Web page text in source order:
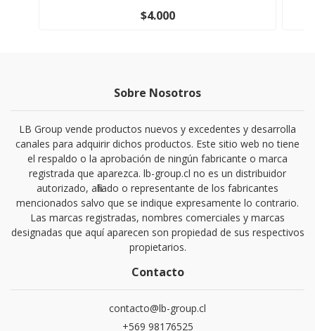
$4.000
Sobre Nosotros
LB Group vende productos nuevos y excedentes y desarrolla
canales para adquirir dichos productos. Este sitio web no tiene
el respaldo o la aprobación de ningún fabricante o marca
registrada que aparezca. lb-group.cl no es un distribuidor
autorizado, afiliado o representante de los fabricantes
mencionados salvo que se indique expresamente lo contrario.
Las marcas registradas, nombres comerciales y marcas
designadas que aquí aparecen son propiedad de sus respectivos
propietarios.
Contacto
contacto@lb-group.cl
+569 98176525